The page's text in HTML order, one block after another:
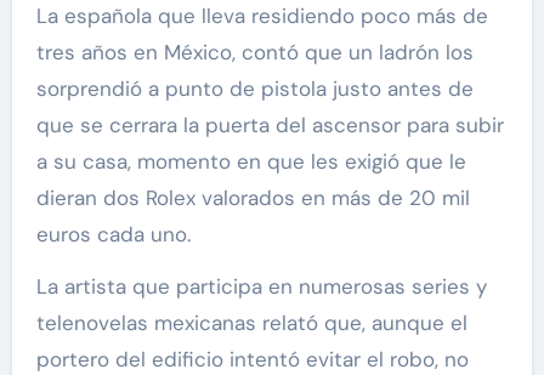
La española que lleva residiendo poco más de
tres años en México, contó que un ladrón los
sorprendió a punto de pistola justo antes de
que se cerrara la puerta del ascensor para subir
a su casa, momento en que les exigió que le
dieran dos Rolex valorados en más de 20 mil
euros cada uno.
La artista que participa en numerosas series y
telenovelas mexicanas relató que, aunque el
portero del edificio intentó evitar el robo, no